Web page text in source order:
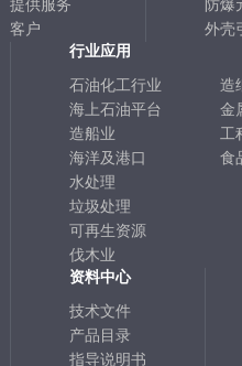
提供服务
客户
防爆
外壳
行业应用
石油化工行业
海上石油平台
造船业
海洋及港口
水处理
垃圾处理
可再生资源
伐木业
造
金
工
食
资料中心
技术文件
产品目录
指导说明书